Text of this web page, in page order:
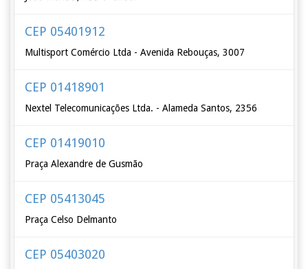
CEP 05401912
Multisport Comércio Ltda - Avenida Rebouças, 3007
CEP 01418901
Nextel Telecomunicações Ltda. - Alameda Santos, 2356
CEP 01419010
Praça Alexandre de Gusmão
CEP 05413045
Praça Celso Delmanto
CEP 05403020